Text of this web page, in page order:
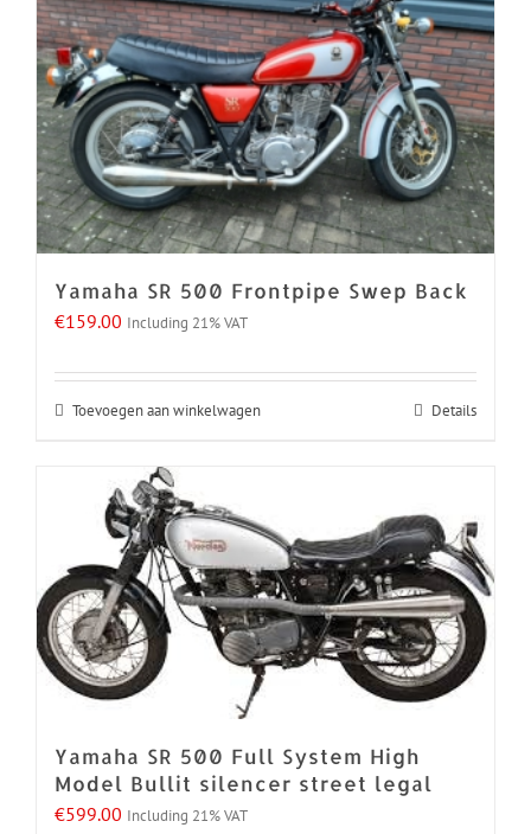
Yamaha SR 500 Frontpipe Swep Back
€159.00 Including 21% VAT
Toevoegen aan winkelwagen Details
Yamaha SR 500 Full System High
Model Bullit silencer street legal
€599.00 Including 21% VAT